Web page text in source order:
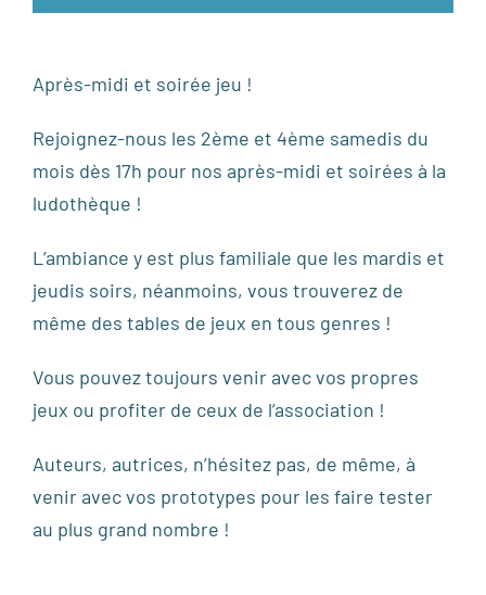
Après-midi et soirée jeu !
Rejoignez-nous les 2ème et 4ème samedis du
mois dès 17h pour nos après-midi et soirées à la
ludothèque !
L’ambiance y est plus familiale que les mardis et
jeudis soirs, néanmoins, vous trouverez de
même des tables de jeux en tous genres !
Vous pouvez toujours venir avec vos propres
jeux ou profiter de ceux de l’association !
Auteurs, autrices, n’hésitez pas, de même, à
venir avec vos prototypes pour les faire tester
au plus grand nombre !